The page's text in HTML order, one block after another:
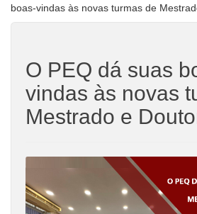
boas-vindas às novas turmas de
O PEQ dá suas
vindas às novas
Mestrado e